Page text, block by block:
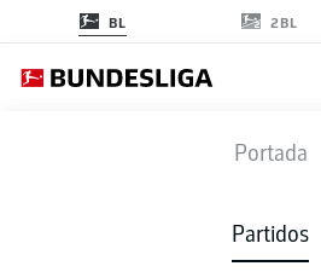
BL 2BL
Portada
Partidos
M05 - FCH
0 1